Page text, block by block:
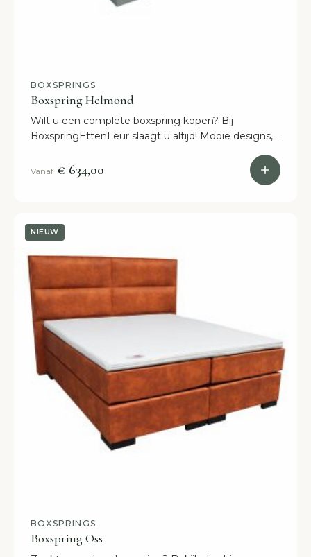
BOXSPRINGS
Boxspring Helmond
Wilt u een complete boxspring kopen? Bij
BoxspringEttenLeur slaagt u altijd! Mooie designs,
Vanaf € 634,00
NIEUW
BOXSPRINGS
Boxspring Oss